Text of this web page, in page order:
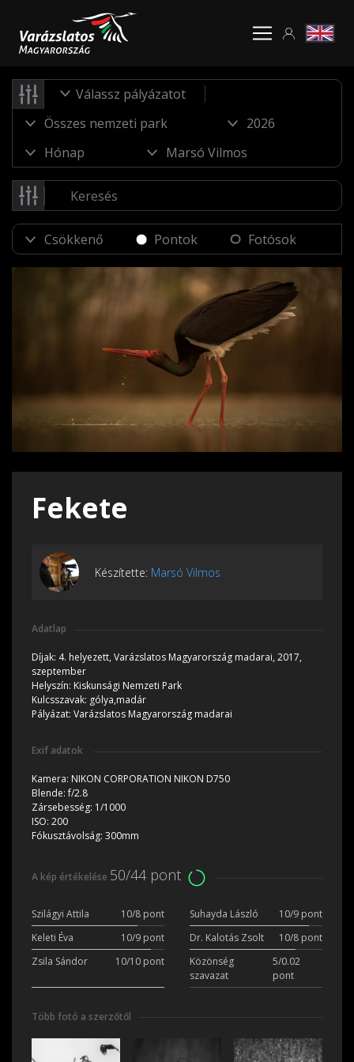
Válassz pályázatot
Pontok Fotósok
Fekete
Készítette: Marsó Vilmos
Adatlap
Díjak: 4. helyezett, Varázslatos Magyarország madarai, 2017,
szeptember
Helyszín: Kiskunsági Nemzeti Park
Kulcsszavak: gólya,madár
Pályázat: Varázslatos Magyarország madarai
Exif adatok
Kamera: NIKON CORPORATION NIKON D750
Blende:f/2.8
Zársebesség: 1/1000
ISO: 200
Fókusztávolság: 300mm
A kép értékelése 50/44 pont
Szilágyi Attila 10/8 pont Suhayda László
10/9 pont
Keleti Éva
10/9 pont Dr. Kalotás Zsolt
10/8 pont
Zsila Sándor
10/10 pont
Közönség
szavazat
5/0.02
pont
Több fotó a szerzőtől